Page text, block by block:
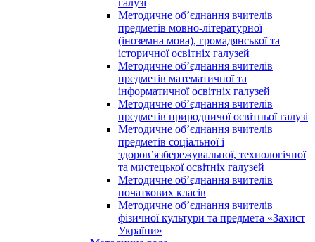
галузі
Методичне об’єднання вчителів
предметів мовно-літературної
(іноземна мова), громадянської та
історичної освітніх галузей
Методичне об’єднання вчителів
предметів математичної та
інформатичної освітніх галузей
Методичне об’єднання вчителів
предметів природничої освітньої галузі
Методичне об’єднання вчителів
предметів соціальної і
здоров’язбережувальної, технологічної
та мистецької освітніх галузей
Методичне об’єднання вчителів
початкових класів
Методичне об’єднання вчителів
фізичної культури та предмета «Захист
України»